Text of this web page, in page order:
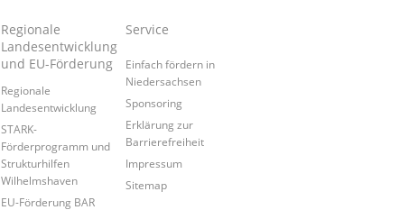
Regionale
Landesentwicklung
und EU-Förderung
Regionale
Landesentwicklung
STARK-
Förderprogramm und
Strukturhilfen
Wilhelmshaven
EU-Förderung BAR
Service
Einfach fördern in
Niedersachsen
Sponsoring
Erklärung zur
Barrierefreiheit
Impressum
Sitemap